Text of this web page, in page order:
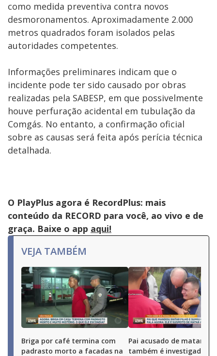
como medida preventiva contra novos
desmoronamentos. Aproximadamente 2.000
metros quadrados foram isolados pelas
autoridades competentes.
Informações preliminares indicam que o
incidente pode ter sido causado por obras
realizadas pela SABESP, em que possivelmente
houve perfuração acidental em tubulação da
Comgás. No entanto, a confirmação oficial
sobre as causas será feita após perícia técnica
detalhada.
O PlayPlus agora é RecordPlus: mais
conteúdo da RECORD para você, ao vivo e de
graça. Baixe o app aqui!
VEJA TAMBÉM
Briga por café termina com
padrasto morto a facadas na
Pai acusado de matar o
também é investigado